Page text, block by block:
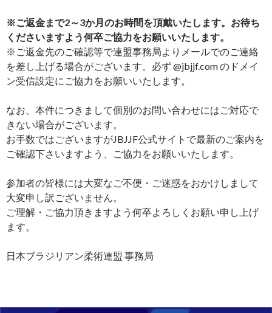
※ご返金まで2～3か月のお時間を頂戴いたします。お待ち
くださいますよう何卒ご協力をお願いいたします。
※ご返金先のご確認等で連盟事務局よりメールでのご連絡
を差し上げる場合がございます。必ず @jbjjf.com のドメイ
ン受信設定にご協力をお願いいたします。
なお、本件につきまして個別のお問い合わせにはご対応で
きない場合がございます。
お手数ではございますがJBJJF公式サイトで最新のご案内を
ご確認下さいますよう、ご協力をお願いいたします。
参加者の皆様には大変なご不便・ご迷惑をおかけしまして
大変申し訳ございません。
ご理解・ご協力頂きますよう何卒よろしくお願い申し上げ
ます。
日本ブラジリアン柔術連盟 事務局